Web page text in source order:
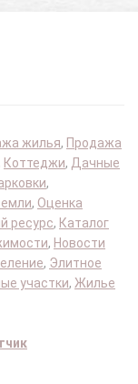
жилья, Продажа
Коттеджи, Дачные
,
, Оценка
ресурс, Каталог
, Новости
, Элитное
участки, Жилье